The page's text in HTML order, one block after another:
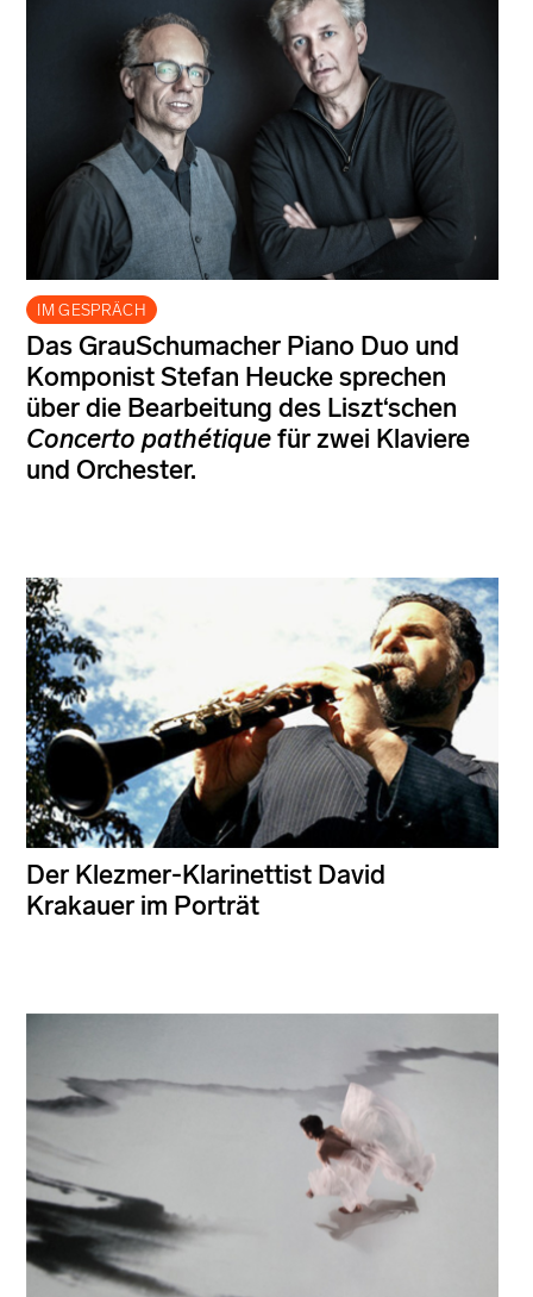
IM GESPRÄCH
Das GrauSchumacher Piano Duo und
Komponist Stefan Heucke sprechen
über die Bearbeitung des Liszt‘schen
Concerto pathétiquefür zwei Klaviere
und Orchester.
Der Klezmer-Klarinettist David
Krakauer im Porträt